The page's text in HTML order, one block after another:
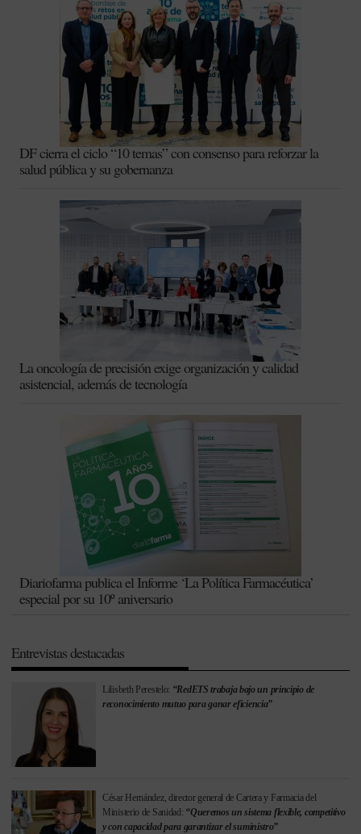
DF cierra el ciclo “10 temas” con consenso para reforzar la
salud pública y su gobernanza
La oncología de precisión exige organización y calidad
asistencial, además de tecnología
Diariofarma publica el Informe ‘La Política Farmacéutica’
especial por su 10º aniversario
Entrevistas destacadas
Lilisbeth Perestelo: “RedETS trabaja bajo un principio de
reconocimiento mutuo para ganar eficiencia”
César Hernández, director general de Cartera y Farmacia del
Ministerio de Sanidad: “Queremos un sistema flexible, competitivo
y con capacidad para garantizar el suministro”